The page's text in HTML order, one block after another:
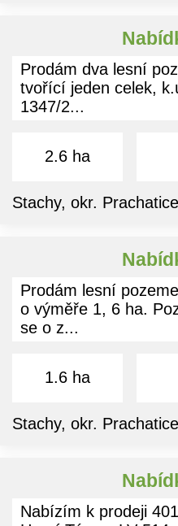
Prodám dva lesní
tvořící jeden celek,
1347/2...
2.6 ha
Stachy, okr. Prachatice
Prodám lesní
o výměře 1, 6 ha.
se o z...
1.6 ha
Stachy, okr. Prachatice
Nabízím k prodeji